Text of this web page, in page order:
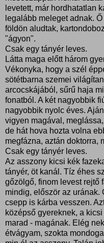
levetett, már hordhatatlan
legalább meleget adnak.
földön aludtak,
"ágyon".
Csak egy tányér leves.
Látta maga előtt három
Vékonyka, hogy a szél
sötétbarna szemei
arcocskájából, sűrű haja
fonatból. A két nagyobbik
nagyobbik nyolc éves.
vigyen magával,
de hát hova hozta volna
megfázna, aztán doktorra,
Csak egy tányér leves.
Az asszony kicsi kék
tányér, öt kanál. Tíz éhes
gőzölgő, finom levest rejtő
mindig, először az urának.
csepp is kárba vesszen.
középső gyereknek, a
marad - magának. Elég
étvágyam, szokta